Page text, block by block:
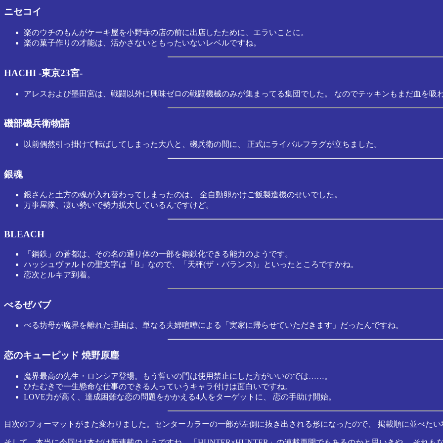
ニセコイ
楽のウチのもんがケーキ屋を小野寺の店の前に出店したために、エラいことに。
楽の菓子作りの才能は、活かさないともったいないレベルですね。
HACHI -東京23宮-
アレスおよび墨田宮は、戦闘以外に興味ゼロの戦闘機械のみが集まってる集団でした。 なのでテッキンもまだ血を吸
磯部磯兵衛物語
以前偶然引っ掛けて転ばしてしまった大八と、磯兵衛の間に、 正式にライバルフラグが立ちました。
銀魂
銀さんと土方の魂が入れ替わってしまったのは、 全自動卵かけご飯製造機のせいでした。
万事屋隊、凄い勢いで勢力拡大しているんですけど。
BLEACH
「鋼鉄」の蒼都は、その名の通り体の一部を鋼鉄化できる能力のようです。
ハッシュヴァルトの聖文字は「B」なので、「天秤(ザ・バランス)」といったところですかね。
恋次とルキア到着。
べるぜバブ
べる坊母が魔界を離れた理由は、単なる夫婦喧嘩による「実家に帰らせていただきます」だったんですね。
恋のキューピッド 焼野原塵
魔界最高の先生・ロンシア登場。もう誓いの門は使用禁止にした方がいいのでは……。
ひたむきで一生懸命な仕事のできる人っていうキャラ付けは面白いですね。
LOVE力が高く、達成困難な恋の問題をかかえる4人をターゲットに、 恋の手助け開始。
目次のフォーマットがまた変わりました。センターカラーの一部が左側に抜き出される形になったので、 掲載順に並べたい